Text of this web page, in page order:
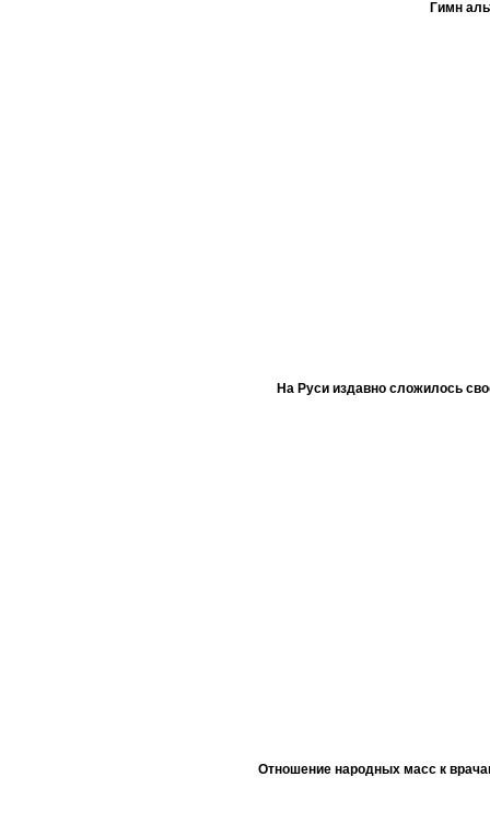
Гимн
На Руси издавно сложилось
Отношение народных масс к